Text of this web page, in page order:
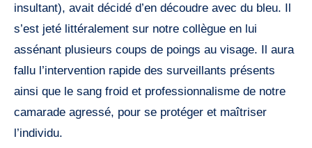
insultant), avait décidé d’en découdre avec du bleu. Il
s’est jeté littéralement sur notre collègue en lui
assénant plusieurs coups de poings au visage. Il aura
fallu l’intervention rapide des surveillants présents
ainsi que le sang froid et professionnalisme de notre
camarade agressé, pour se protéger et maîtriser
l’individu.